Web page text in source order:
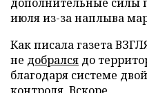
июля из-за наплыва
Как писала газета
не добрался до
благодаря системе